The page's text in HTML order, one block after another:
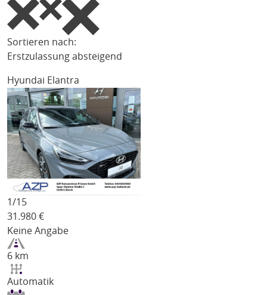
Sortieren nach:
Erstzulassung absteigend
Hyundai Elantra
1/15
31.980 €
Keine Angabe
6 km
Automatik